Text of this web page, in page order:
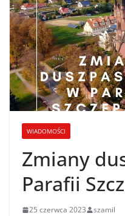
WIADOMOŚCI
Zmiany
Parafii
25 czerwca 2023 szamil